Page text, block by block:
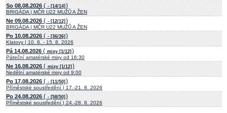
So 08.08.2026 ( - [14/14] )
BRIGÁDA | MČR U22 MUŽŮ A ŽEN
Ne 09.08.2026 ( - [12/12] )
BRIGÁDA | MČR U22 MUŽŮ A ŽEN
Po 10.08.2026 ( - [36/36] )
Klatovy | 10. 8. - 15. 8. 2026
Pá 14.08.2026 ( mixy [1/12] )
Páteční amatérské mixy od 16:30
Ne 16.08.2026 ( mixy [1/12] )
Nedělní amatérské mixy od 9:00
Po 17.08.2026 ( - [11/50] )
Příměstské soustředění | 17.-21. 8. 2026
Po 24.08.2026 ( - [58/50] )
Příměstské soustředění | 24.-28. 8. 2026